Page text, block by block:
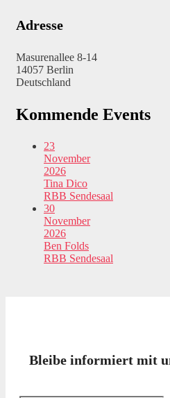
Adresse
Masurenallee 8-14
14057 Berlin
Deutschland
Kommende Events
23
November
2026
Tina Dico
RBB Sendesaal
30
November
2026
Ben Folds
RBB Sendesaal
Bleibe informiert mit